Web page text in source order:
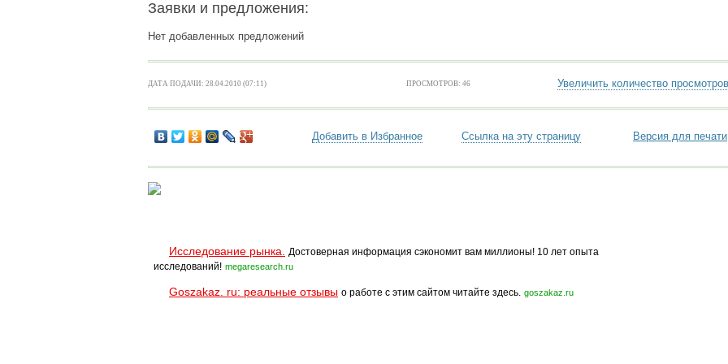
Заявки и предложения:
Нет добавленных предложений
ДАТА ПОДАЧИ: 28.04.2010 (07:11) ПРОСМОТРОВ: 46 Увеличить количество просмотров
Добавить в Избранное Ссылка на эту страницу Версия для печати
Исследование рынка.
Достоверная информация сэкономит вам миллионы! 10 лет опыта
исследований! megaresearch.ru
Goszakaz. ru: реальные отзывы о работе с этим сайтом читайте здесь. goszakaz.ru